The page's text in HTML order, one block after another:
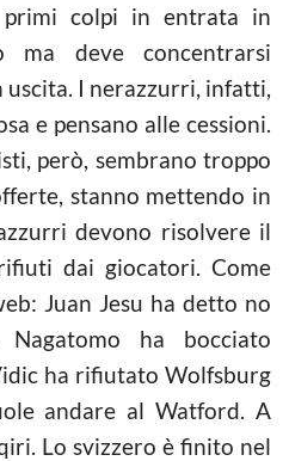
primi colpi in entrata in
ma deve concentrarsi
uscita. I nerazzurri, infatti,
e pensano alle cessioni.
però, sembrano troppo
stanno mettendo in
devono risolvere il
dai giocatori. Come
Juan Jesu ha detto no
ha bocciato
ha rifiutato Wolfsburg
andare al Watford. A
Lo svizzero è finito nel